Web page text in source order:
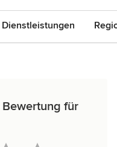
Dienstleistungen
für